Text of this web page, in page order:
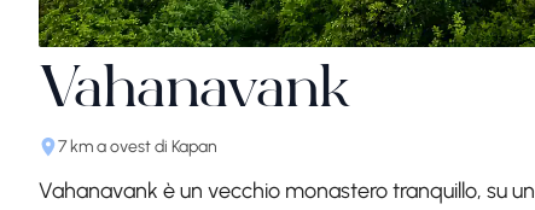
Vahanavank
7 km a ovest di Kapan
Vahanavank è un vecchio monastero tranquillo, su